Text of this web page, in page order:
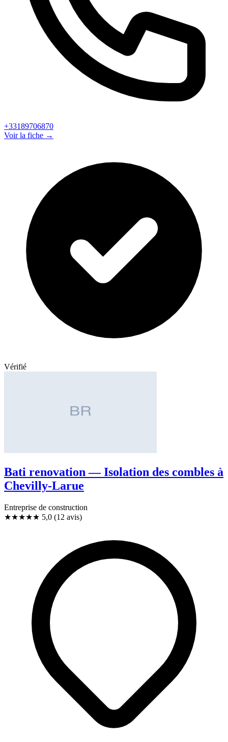
+33189706870
Voir la fiche →
Vérifié
Bati renovation — Isolation des combles à
Chevilly-Larue
Entreprise de construction
★★★★★ 5,0 (12 avis)